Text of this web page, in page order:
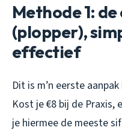
Methode 1:
(plopper),
effectief
Dit is m’n eerste
Kost je €8 bij de Praxis,
je hiermee de meeste